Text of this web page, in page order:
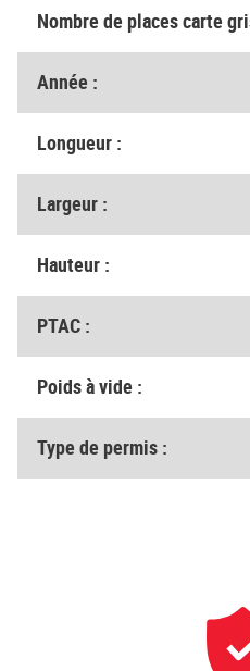
Nombre de places carte
Année :
Longueur :
Largeur :
Hauteur :
PTAC :
Poids à vide :
Type de permis :